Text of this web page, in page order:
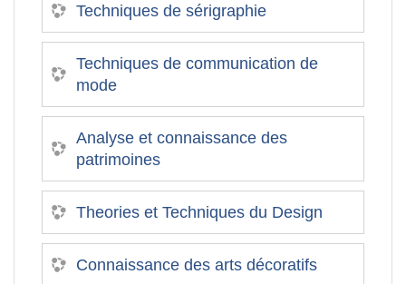
Techniques de sérigraphie
Techniques de communication de
mode
Analyse et connaissance des
patrimoines
Theories et Techniques du Design
Connaissance des arts décoratifs